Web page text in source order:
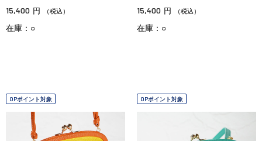
15,400 円 （税込）
在庫：○
15,400 円 （税込）
在庫：○
OPポイント対象 OPポイント対象